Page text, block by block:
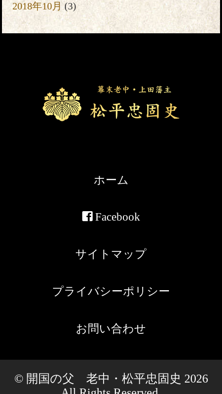
2018年10月 (3)
ホーム
Facebook
サイトマップ
プライバシーポリシー
お問い合わせ
© 開国の父 老中・松平忠固史 2026